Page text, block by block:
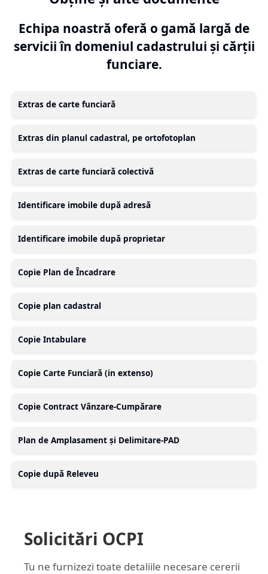
Echipa noastră oferă o gamă largă de
servicii în domeniul cadastrului și cărții
funciare.
Extras de carte funciară
Extras din planul cadastral, pe ortofotoplan
Extras de carte funciară colectivă
Identificare imobile după adresă
Identificare imobile după proprietar
Copie Plan de Încadrare
Copie plan cadastral
Copie Intabulare
Copie Carte Funciară (in extenso)
Copie Contract Vânzare-Cumpărare
Plan de Amplasament și Delimitare-PAD
Copie după Releveu
Solicitări OCPI
Tu ne furnizezi toate detaliile necesare cererii